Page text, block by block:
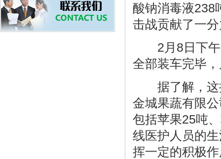
酸钠消毒液238
击战贡献了一
2月8日下午2
全部装车完毕
据了解，这
金城果蔬有限
包括苹果25吨
线医护人员的
挥一定的积极